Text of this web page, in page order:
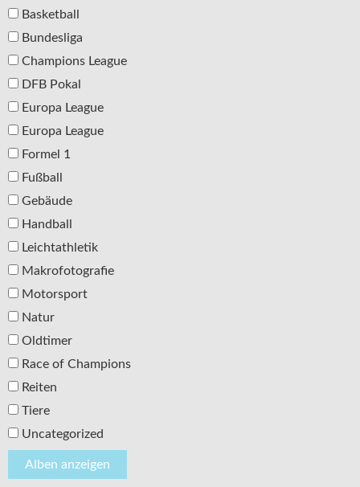
Basketball
Bundesliga
Champions League
DFB Pokal
Europa League
Europa League
Formel 1
Fußball
Gebäude
Handball
Leichtathletik
Makrofotografie
Motorsport
Natur
Oldtimer
Race of Champions
Reiten
Tiere
Uncategorized